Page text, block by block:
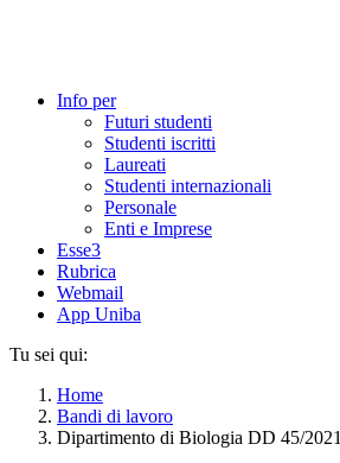
Info per
Futuri studenti
Studenti iscritti
Laureati
Studenti internazionali
Personale
Enti e Imprese
Esse3
Rubrica
Webmail
App Uniba
Tu sei qui:
Home
Bandi di lavoro
Dipartimento di Biologia DD 45/2021